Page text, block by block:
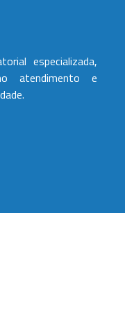
especializada,
atendimento e